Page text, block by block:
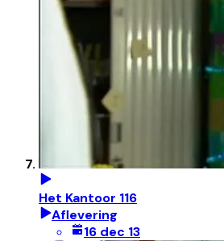
Het Kantoor 116
Aflevering
16 dec 13